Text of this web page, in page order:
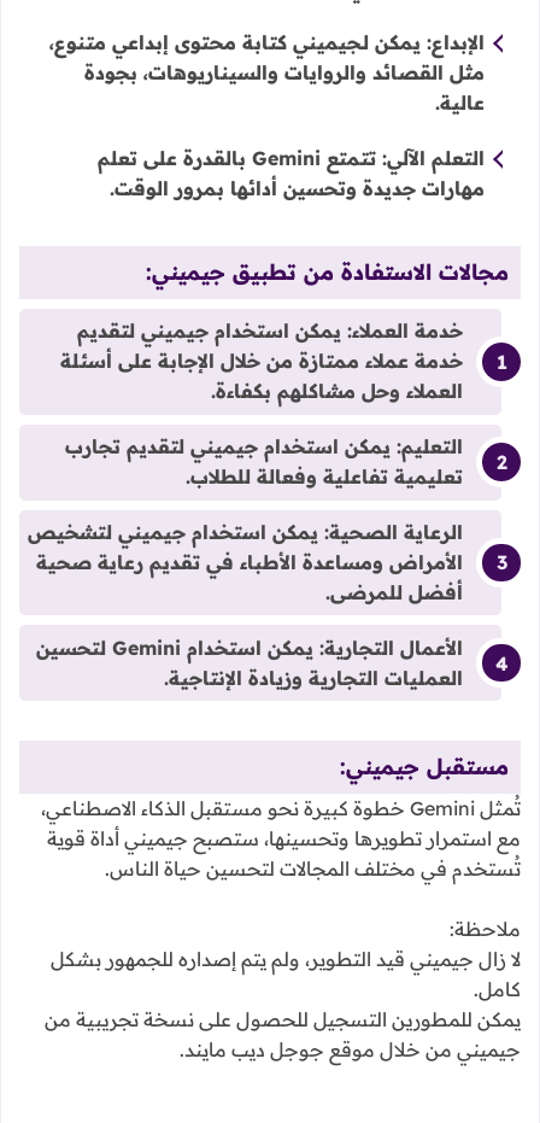
الإبداع: يمكن لـجيميني كتابة محتوى إبداعي متنوع،
مثل القصائد والروايات والسيناريوهات، بجودة
عالية.
التعلم الآلي:
تتمتع Gemini بالقدرة على تعلم
مهارات جديدة وتحسين أدائها بمرور الوقت.
مجالات الاستفادة من تطبيق جيميني:
خدمة العملاء: يمكن استخدام جيميني لتقديم
خدمة عملاء ممتازة من خلال الإجابة على أسئلة
العملاء وحل مشاكلهم بكفاءة.
التعليم: يمكن استخدام جيميني لتقديم تجارب
تعليمية تفاعلية وفعالة للطلاب.
الرعاية الصحية: يمكن استخدام جيميني لتشخيص
الأمراض ومساعدة الأطباء في تقديم رعاية صحية
أفضل للمرضى.
الأعمال التجارية:
يمكن استخدام Gemini لتحسين
العمليات التجارية وزيادة الإنتاجية.
مستقبل جيميني:
تُمثل Gemini خطوة كبيرة نحو مستقبل الذكاء الاصطناعي،
مع استمرار تطويرها وتحسينها، ستصبح جيميني أداة قوية
تُستخدم في مختلف المجالات لتحسين حياة الناس.
ملاحظة:
لا زال جيميني قيد التطوير، ولم يتم إصداره للجمهور بشكل
كامل.
يمكن للمطورين التسجيل للحصول على نسخة تجريبية من
جيميني من خلال موقع جوجل ديب مايند.